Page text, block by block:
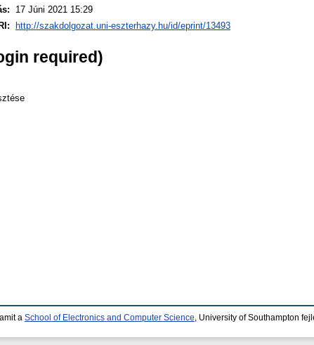
17 Júni 2021 15:29
http://szakdolgozat.uni-eszterhazy.hu/id/eprint/13493
required)
amit a School of Electronics and Computer Science , University of Southampton